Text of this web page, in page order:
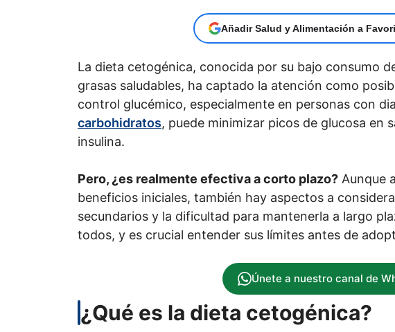
Añadir Salud y Alimentación a
La dieta cetogénica, conocida por su bajo consumo
grasas saludables, ha captado la atención como
control glucémico, especialmente en personas con
carbohidratos, puede minimizar picos de glucosa en
insulina.
Pero, ¿es realmente efectiva a corto plazo? Aunque
beneficios iniciales, también hay aspectos a
secundarios y la dificultad para mantenerla a largo
todos, y es crucial entender sus límites antes de
Únete a nuestro canal de
¿Qué es la dieta cetogénica?